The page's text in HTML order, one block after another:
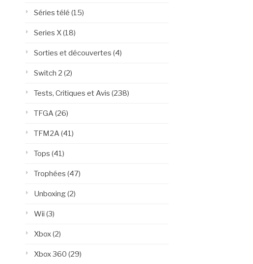
Séries télé (15)
Series X(18)
Sorties et découvertes (4)
Switch 2 (2)
Tests, Critiques et Avis (238)
TFGA (26)
TFM2A (41)
Tops (41)
Trophées (47)
Unboxing(2)
Wii (3)
Xbox(2)
Xbox 360 (29)